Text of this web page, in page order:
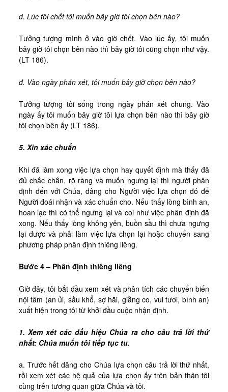
d. Lúc tôi chết tôi muốn bây giờ tôi chọn bên nào?
Tưởng tượng mình ở vào giờ chết. Vào lúc ấy, tôi muốn
bây giờ tôi chọn bên nào thì bây giờ tôi cũng chọn như vậy.
(LT 186).
đ. Vào ngày phán xét, tôi muốn bây giờ chọn bên nào?
Tưởng tượng tôi sống trong ngày phán xét chung. Vào
ngày ấy tôi muốn bây giờ tôi lựa chọn bên nào thì bây giờ
tôi chọn bên ấy (LT 186).
5. Xin xác chuẩn
Khi đã làm xong việc lựa chọn hay quyết định mà thấy đã
đủ chắc chắn, rõ ràng và muốn ngưng lại thì người phân
định đến với Chúa, dâng cho Người việc lựa chọn đó để
Người đoái nhận và xác chuẩn cho. Nếu thấy lòng bình an,
hoan lạc thì có thể ngưng lại và coi như việc phân định đã
xong. Nếu thấy lòng không yên, buồn sầu thì chưa ngưng
lại được và phải làm việc lựa chọn lại hoặc chuyển sang
phương pháp phân định thiêng liêng.
Bước 4 – Phân định thiêng liêng
Giờ đây, tôi bắt đầu xem xét và phân tích các chuyển biến
nội tâm (an ủi, sầu khổ, sợ hãi, giằng co, vui tươi, bình an)
xuất hiện trong tôi từ khởi đầu cuộc nhận định.
1. Xem xét các dấu hiệu Chúa ra cho câu trả lời thứ
nhất: Chúa muốn tôi tiếp tục tu.
a. Trước hết dâng cho Chúa lựa chọn câu trả lời thứ nhất,
rồi xem xét các hệ quả của lựa chọn ấy trên bản thân tôi
cùng trên tương quan giữa Chúa và tôi.